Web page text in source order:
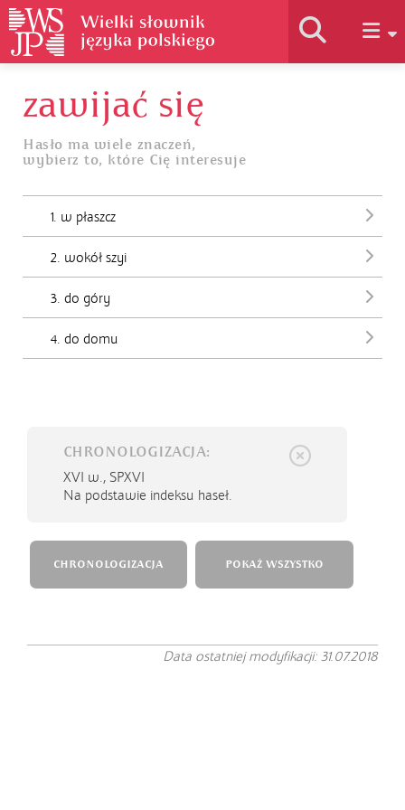
Historia słownika
Jak korzystać
zawijać się
Hasło ma wiele znaczeń,
wybierz to, które Cię interesuje
1. w płaszcz
2. wokół szyi
3. do góry
4. do domu
CHRONOLOGIZACJA:
XVI w., SPXVI
Na podstawie indeksu haseł.
CHRONOLOGIZACJA POKAŻ WSZYSTKO
Data ostatniej modyfikacji: 31.07.2018